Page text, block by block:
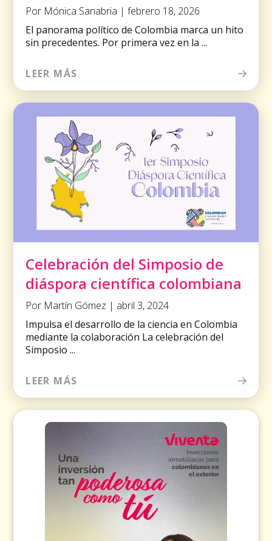
Por Mónica Sanabria | febrero 18, 2026
El panorama político de Colombia marca un hito
sin precedentes. Por primera vez en la ...
LEER MÁS
Celebración del Simposio de
diáspora científica colombiana
Por Martín Gómez | abril 3, 2024
Impulsa el desarrollo de la ciencia en Colombia
mediante la colaboración La celebración del
Simposio ...
LEER MÁS